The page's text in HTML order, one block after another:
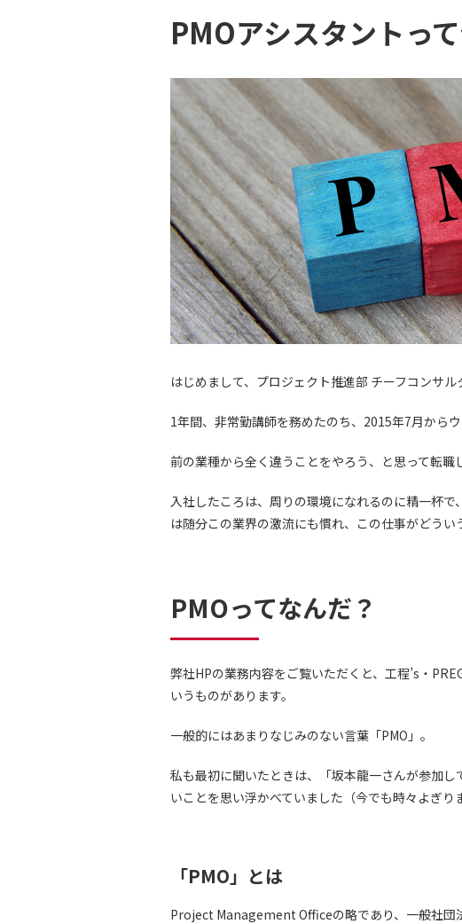
PMOアシスタントっ
はじめまして、プロジェクト推進部 チーフコンサ
1年間、非常勤講師を務めたのち、2015年7月からウ
前の業種から全く違うことをやろう、と思って転職
入社したころは、周りの環境になれるのに精一杯
は随分この業界の激流にも慣れ、この仕事がどうい
PMOってなんだ？
弊社HPの業務内容をご覧いただくと、工程’s・
いうものがあります。
一般的にはあまりなじみのない言葉「PMO」。
私も最初に聞いたときは、「坂本龍一さんが参加
いことを思い浮かべていました（今でも時々よぎり
「PMO」とは
Project Management Officeの略であり、一般社団